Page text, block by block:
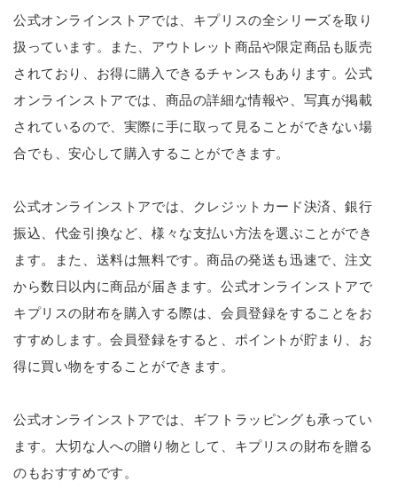
公式オンラインストアでは、キプリスの全シリーズを取り
扱っています。また、アウトレット商品や限定商品も販売
されており、お得に購入できるチャンスもあります。公式
オンラインストアでは、商品の詳細な情報や、写真が掲載
されているので、実際に手に取って見ることができない場
合でも、安心して購入することができます。
公式オンラインストアでは、クレジットカード決済、銀行
振込、代金引換など、様々な支払い方法を選ぶことができ
ます。また、送料は無料です。商品の発送も迅速で、注文
から数日以内に商品が届きます。公式オンラインストアで
キプリスの財布を購入する際は、会員登録をすることをお
すすめします。会員登録をすると、ポイントが貯まり、お
得に買い物をすることができます。
公式オンラインストアでは、ギフトラッピングも承ってい
ます。大切な人への贈り物として、キプリスの財布を贈る
のもおすすめです。